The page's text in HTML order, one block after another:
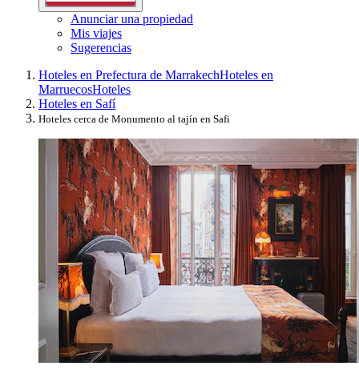
Anunciar una propiedad
Mis viajes
Sugerencias
Hoteles en Prefectura de MarrakechHoteles en
MarruecosHoteles
Hoteles en Safí
Hoteles cerca de Monumento al tajín en Safi